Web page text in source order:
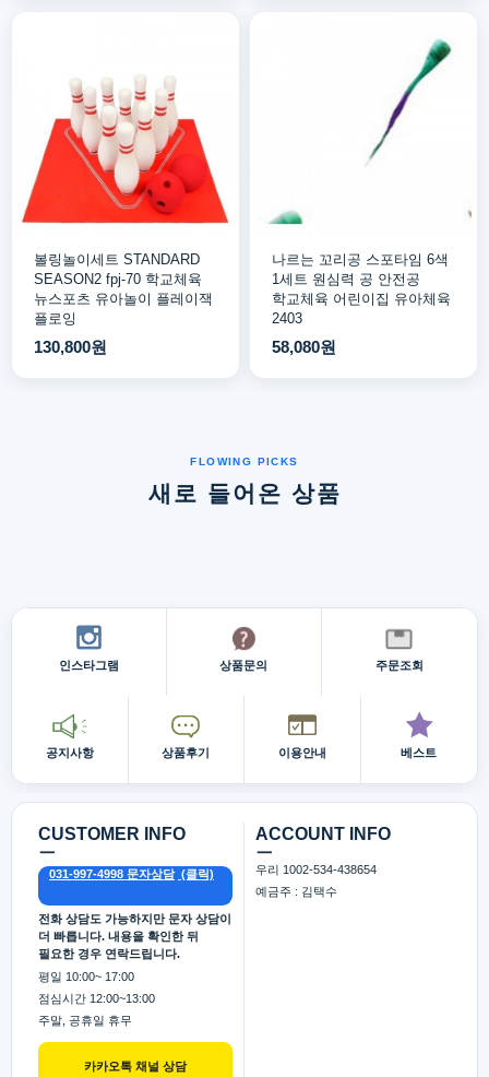
볼링놀이세트 STANDARD
SEASON2 fpj-70 학교체육
뉴스포츠 유아놀이 플레이잭
플로잉
130,800원
나르는 꼬리공 스포타임 6색
1세트 원심력 공 안전공
학교체육 어린이집 유아체육
2403
58,080원
새로 들어온 상품
인스타그램 상품문의 주문조회
공지사항 상품후기 이용안내 베스트
CUSTOMER INFO
카카오톡 채널 상담
ㅡ
031-997-4998 문자상담
전화 상담도 가능하지만 문자 상담이
더 빠릅니다. 내용을 확인한 뒤
필요한 경우 연락드립니다.
평일 10:00~ 17:00
점심시간 12:00~13:00
주말, 공휴일 휴무
ACCOUNT INFO
ㅡ
우리 1002-534-438654
예금주 : 김택수